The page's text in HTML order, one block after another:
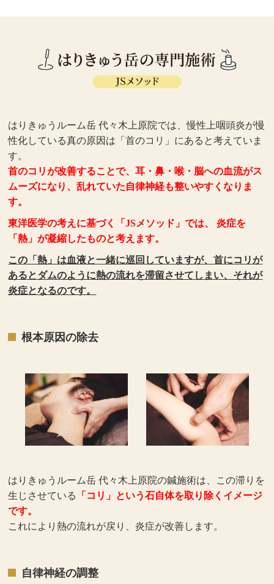
はりきゅうルーム岳 代々木上原院では、慢性上咽頭炎が慢
性化している真の原因は「首のコリ」にあると考えていま
す。
首のコリが改善することで、耳・鼻・喉・脳への血流がス
ムーズになり、乱れていた自律神経も整いやすくなりま
す。
東洋医学の考えに基づく「JSメソッド」では、 炎症を
「熱」が凝縮したものと考えます。
この「熱」は血液と一緒に巡回していますが、首にコリが
あるとダムのように熱の流れを滞留させてしまい、それが
炎症となるのです。
根本原因の除去
はりきゅうルーム岳 代々木上原院の鍼施術は、この滞りを
生じさせている
「コリ」という石自体を取り除くイメージ
です。
これにより熱の流れが戻り、炎症が改善します。
自律神経の調整